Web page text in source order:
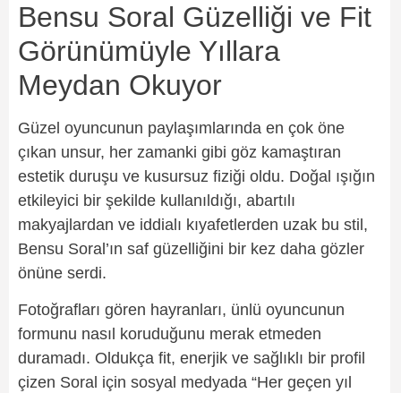
Bensu Soral Güzelliği ve Fit
Görünümüyle Yıllara
Meydan Okuyor
Güzel oyuncunun paylaşımlarında en çok öne
çıkan unsur, her zamanki gibi göz kamaştıran
estetik duruşu ve kusursuz fiziği oldu. Doğal ışığın
etkileyici bir şekilde kullanıldığı, abartılı
makyajlardan ve iddialı kıyafetlerden uzak bu stil,
Bensu Soral’ın saf güzelliğini bir kez daha gözler
önüne serdi.
Fotoğrafları gören hayranları, ünlü oyuncunun
formunu nasıl koruduğunu merak etmeden
duramadı. Oldukça fit, enerjik ve sağlıklı bir profil
çizen Soral için sosyal medyada “Her geçen yıl